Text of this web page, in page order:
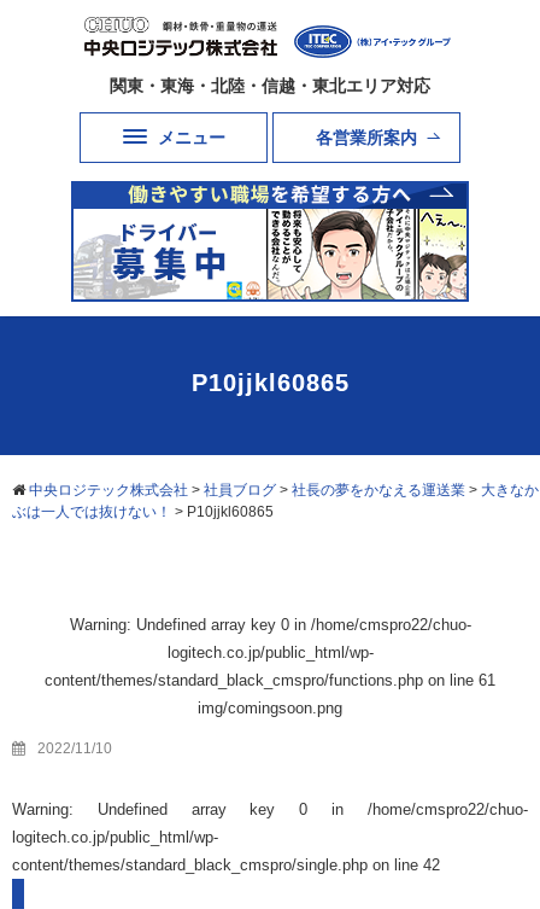
関東・東海・北陸・信越・東北エリア対応
メニュー 各営業所案内
P10jjkl60865
中央ロジテック株式会社 > 社員ブログ > 社長の夢をかなえる運送業 > 大きなか
ぶは一人では抜けない！ > P10jjkl60865
Warning: Undefined array key 0 in /home/cmspro22/chuo-
logitech.co.jp/public_html/wp-
content/themes/standard_black_cmspro/functions.php on line 61
img/comingsoon.png
2022/11/10
Warning: Undefined array key 0 in /home/cmspro22/chuo-
logitech.co.jp/public_html/wp-
content/themes/standard_black_cmspro/single.php on line 42